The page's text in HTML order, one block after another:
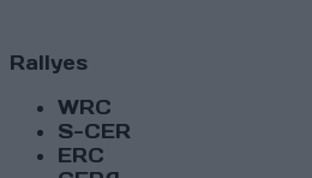
Rallyes
WRC
S-CER
ERC